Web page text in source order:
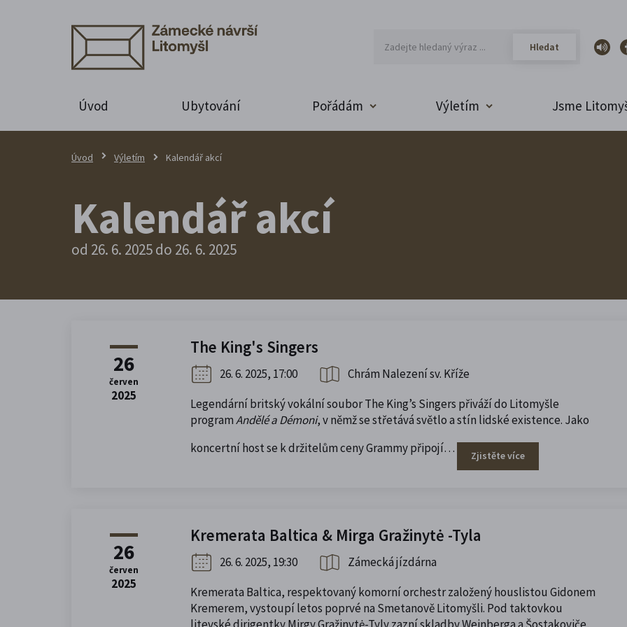
Úvod Ubytování Pořádám Výletím Jsme
Úvod Výletím Kalendář akcí
Kalendář akcí
od 26. 6. 2025 do 26. 6. 2025
26
červen
2025
The King's Singers
26. 6. 2025, 17:00
Chrám Nalezení sv. Kříže
Legendární britský vokální soubor The King’s Singers přiváží do Litomyšle
programAndělé a Démoni, v němž se střetává světlo a stín lidské existence. Jako
koncertní host se k držitelům ceny Grammy připojí…
Zjistěte více
26
červen
2025
Kremerata Baltica & Mirga Gražinytė -Tyla
26. 6. 2025, 19:30
Zámecká jízdárna
Kremerata Baltica, respektovaný komorní orchestr založený houslistou Gidonem
Kremerem, vystoupí letos poprvé na Smetanově Litomyšli. Pod taktovkou